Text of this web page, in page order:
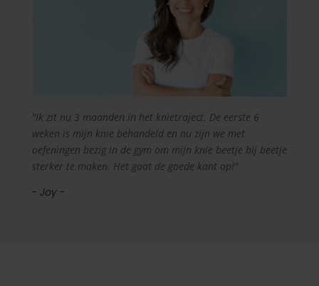
"Ik zit nu 3 maanden in het knietraject. De eerste 6
weken is mijn knie behandeld en nu zijn we met
oefeningen bezig in de gym om mijn knie beetje bij beetje
sterker te maken. Het gaat de goede kant op!"
- Joy -